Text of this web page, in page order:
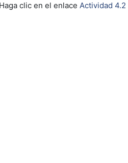
Haga clic en el enlace Actividad 4.2